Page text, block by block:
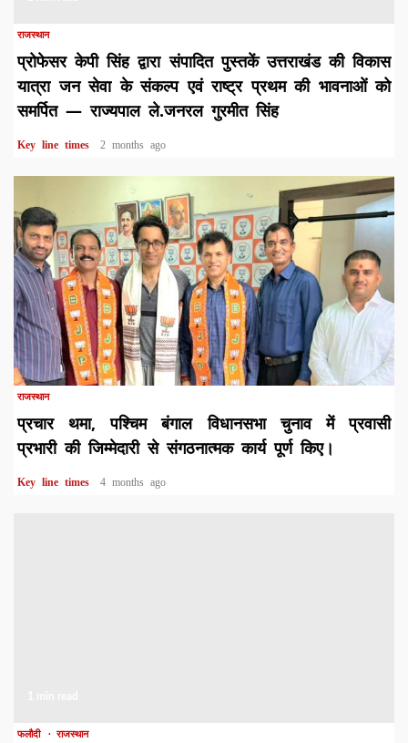
राजस्थान
प्रोफेसर केपी सिंह द्वारा संपादित पुस्तकें उत्तराखंड की विकास
यात्रा जन सेवा के संकल्प एवं राष्ट्र प्रथम की भावनाओं को
समर्पित — राज्यपाल ले.जनरल गुरमीत सिंह
Key line times 2 months ago
1 min read
राजस्थान
प्रचार थमा, पश्चिम बंगाल विधानसभा चुनाव में प्रवासी
प्रभारी की जिम्मेदारी से संगठनात्मक कार्य पूर्ण किए।
Key line times 4 months ago
फलौदी राजस्थान